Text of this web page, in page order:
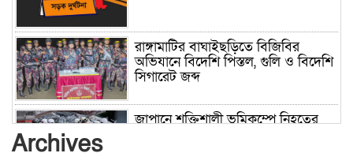
রাঙ্গামাটির বাঘাইছড়িতে বিজিবির
অভিযানে বিদেশি পিস্তল, গুলি ও বিদেশি
সিগারেট জব্দ
জাপানে শক্তিশালী ভূমিকম্পে নিহতের
Archives